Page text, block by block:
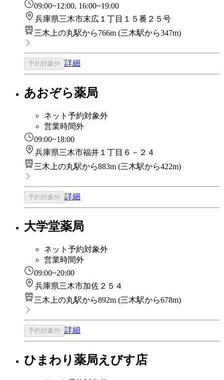
09:00~12:00, 16:00~19:00
兵庫県三木市末広１丁目１５番２５号
三木上の丸駅から766m (三木駅から347m)
予約対象外 詳細
あおぞら薬局
ネット予約対象外
営業時間外
09:00~18:00
兵庫県三木市福井１丁目６－２４
三木上の丸駅から883m (三木駅から422m)
予約対象外 詳細
大学堂薬局
ネット予約対象外
営業時間外
09:00~20:00
兵庫県三木市加佐２５４
三木上の丸駅から892m (三木駅から678m)
予約対象外 詳細
ひまわり薬局えびす店